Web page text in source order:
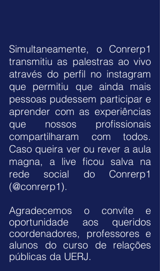
Simultaneamente, o Conrerp1
transmitiu as palestras ao vivo
através do perfil no instagram
que permitiu que ainda mais
pessoas pudessem participar e
aprender com as experiências
que nossos profissionais
compartilharam com todos.
Caso queira ver ou rever a aula
magna, a live ficou salva na
rede social do Conrerp1
(@conrerp1).
Agradecemos o convite e
oportunidade aos queridos
coordenadores, professores e
alunos do curso de relações
públicas da UERJ.